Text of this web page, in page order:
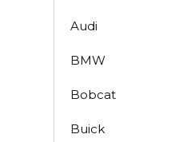
Audi
BMW
Bobcat
Buick